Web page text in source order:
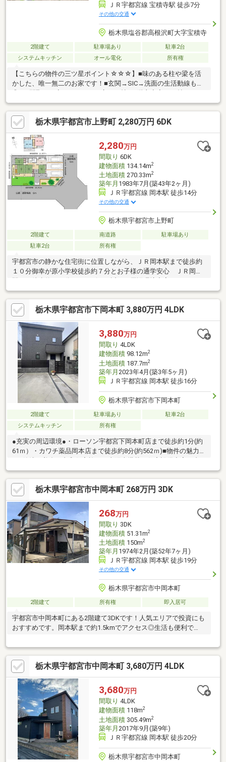
ＪＲ宇都宮線 宝積寺駅 徒歩7分
その他の交通
栃木県塩谷郡高根沢町大字宝積寺
2階建て 駐車場あり
駐車2台
システムキッチン
オール電化 所有権
【こちらの物件の三ツ星ポイント☆☆☆】■味のある柱や梁を活
かした、唯一無二のお家です！■玄関→SIC→洗面の生活動線も
りのある空間に！■地元工務店:K-LIVING Renovationがリノベーシ
ョンを施工しました♪■駐車場は縦列2台になります！＼空家につ
き、即案内可能です／当社は全員が【宅地建物取引士】！ご購入
の手続き・住宅ローン等、一緒にサポートします♪また、しつこい
営業活動をしておりません！お問い合わせは、電話・メールどち
らでもOK！まずは、お気軽にお問い合わせください☆
栃木県宇都宮市上野町 2,280万円 6DK
2,280万円
間取り 6DK
建物面積134.14m2
土地面積270.33m2
築年月 1983年7月(築43年2ヶ月)
ＪＲ宇都宮線 岡本駅 徒歩14分
その他の交通
栃木県宇都宮市上野町
2階建て 南道路
駐車場あり
駐車2台
所有権
宇都宮市の静かな住宅街に位置しながら、ＪＲ岡本駅まで徒歩約
１０分御幸が原小学校徒歩約７分とお子様の通学安心 ＪＲ岡本
ス3台（内1台はカーポート付き）で、複数台お持ちのご家族も安
心【ご内覧予約受付中】 ご内覧をご希望の方はご希望の日時を
お気軽にお申し付けください （※こちらの物件は居住中物件と
なっております。事前予約をお願いいたします^^） ＝＝＝＝
＝センチュリー２１ハウスゲート＝＝＝＝＝ ＴＥＬ：０１２
０－８０３－５１０ ＝＝＝＝＝＝＝＝＝＝＝＝＝＝＝＝＝＝
＝＝＝＝＝＝
栃木県宇都宮市下岡本町 3,880万円 4LDK
3,880万円
間取り 4LDK
建物面積98.12m2
土地面積187.7m2
築年月 2023年4月(築3年5ヶ月)
ＪＲ宇都宮線 岡本駅 徒歩16分
栃木県宇都宮市下岡本町
2階建て 駐車場あり
駐車2台
システムキッチン
所有権
●充実の周辺環境●・ローソン宇都宮下岡本町店まで徒歩約1分(約
61ｍ）・カワチ薬品岡本店まで徒歩約8分(約562ｍ)■物件の魅力
装材にもこだわった4LDK物件です！・コンビニすぐそば！小学校
や幼稚園、総合病院も近くで子育て世代にもシニア世代にも嬉し
い住環境♪・WICやSIC、各部屋にクローゼット完備で収納スペー
ス豊富♪◆住宅ローン相談実施中◆住宅ローンの不安な点や疑問
について安心して住宅購入できるよう最後までサポートいたしま
す！どんなお悩みにもお応えいたします！些細な事でもお気軽に
ご相談ください♪
栃木県宇都宮市中岡本町 268万円 3DK
268万円
間取り 3DK
建物面積51.31m2
土地面積150m2
築年月 1974年2月(築52年7ヶ月)
ＪＲ宇都宮線 岡本駅 徒歩19分
その他の交通
栃木県宇都宮市中岡本町
2階建て 所有権 即入居可
宇都宮市中岡本町にある2階建て3DKです！人気エリアで投資にも
おすすめです。岡本駅まで約1.5kmでアクセス◎生活も便利で
栃木県宇都宮市中岡本町 3,680万円 4LDK
3,680万円
間取り 4LDK
建物面積118m2
土地面積305.49m2
築年月 2017年9月(築9年)
ＪＲ宇都宮線 岡本駅 徒歩20分
栃木県宇都宮市中岡本町